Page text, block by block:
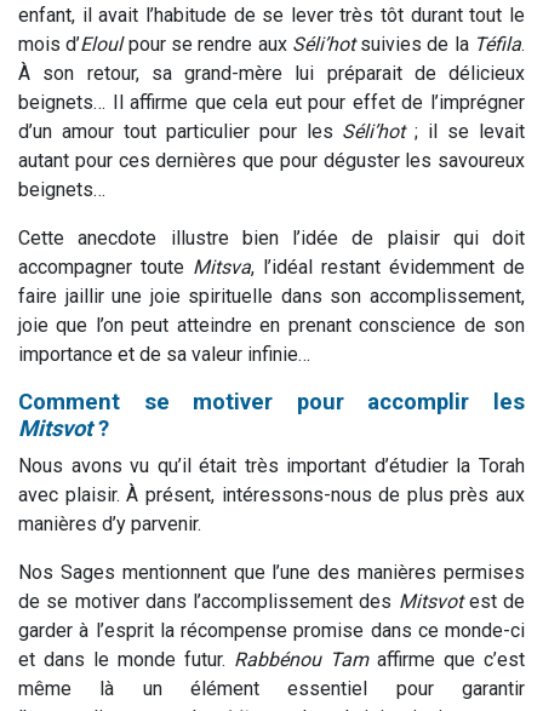
enfant, il avait l’habitude de se lever très tôt durant tout le
mois d’Eloulpour se rendre aux Séli’hotsuivies de la Téfila.
À son retour, sa grand-mère lui préparait de délicieux
beignets… Il affirme que cela eut pour effet de l’imprégner
d’un amour tout particulier pour les Séli’hot; il se levait
autant pour ces dernières que pour déguster les savoureux
beignets…
Cette anecdote illustre bien l’idée de plaisir qui doit
accompagner toute Mitsva, l’idéal restant évidemment de
faire jaillir une joie spirituelle dans son accomplissement,
joie que l’on peut atteindre en prenant conscience de son
importance et de sa valeur infinie…
Comment se motiver pour accomplir les
Mitsvot?
Nous avons vu qu’il était très important d’étudier la Torah
avec plaisir. À présent, intéressons-nous de plus près aux
manières d’y parvenir.
Nos Sages mentionnent que l’une des manières permises
de se motiver dans l’accomplissement des Mitsvotest de
garder à l’esprit la récompense promise dans ce monde-ci
et dans le monde futur. Rabbénou Tamaffirme que c’est
même là un élément essentiel pour garantir